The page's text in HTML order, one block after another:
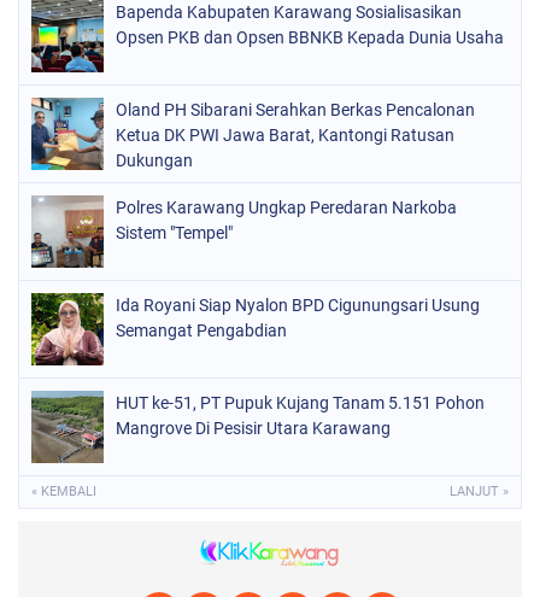
Bapenda Kabupaten Karawang Sosialisasikan
Opsen PKB dan Opsen BBNKB Kepada Dunia Usaha
Oland PH Sibarani Serahkan Berkas Pencalonan
Ketua DK PWI Jawa Barat, Kantongi Ratusan
Dukungan
Polres Karawang Ungkap Peredaran Narkoba
Sistem "Tempel"
Ida Royani Siap Nyalon BPD Cigunungsari Usung
Semangat Pengabdian
HUT ke-51, PT Pupuk Kujang Tanam 5.151 Pohon
Mangrove Di Pesisir Utara Karawang
« KEMBALI LANJUT »